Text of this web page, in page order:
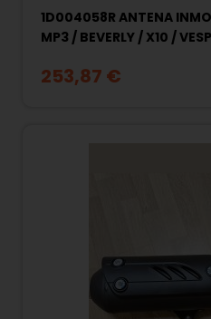
1D004058R ANTENA
MP3 / BEVERLY / X10 /
253,87 €